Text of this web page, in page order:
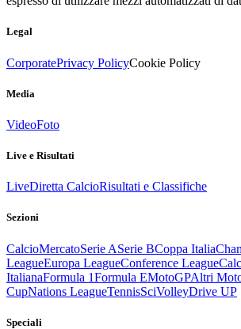
Legal
CorporatePrivacy PolicyCookie Policy
Media
VideoFoto
Live e Risultati
LiveDiretta CalcioRisultati e Classifiche
Sezioni
CalcioMercatoSerie ASerie BCoppa Italia
LeagueEuropa LeagueConference League
ItalianaFormula 1Formula EMotoGPAltri
CupNations LeagueTennisSciVolleyDrive UP
Speciali